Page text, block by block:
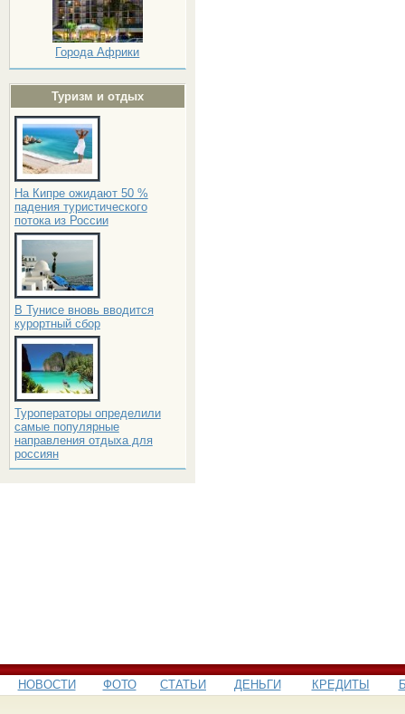
Города Африки
Туризм и отдых
На Кипре ожидают 50 %
падения туристического
потока из России
В Тунисе вновь вводится
курортный сбор
Туроператоры определили
самые популярные
направления отдыха для
россиян
НОВОСТИ ФОТО СТАТЬИ ДЕНЬГИ КРЕДИТЫ